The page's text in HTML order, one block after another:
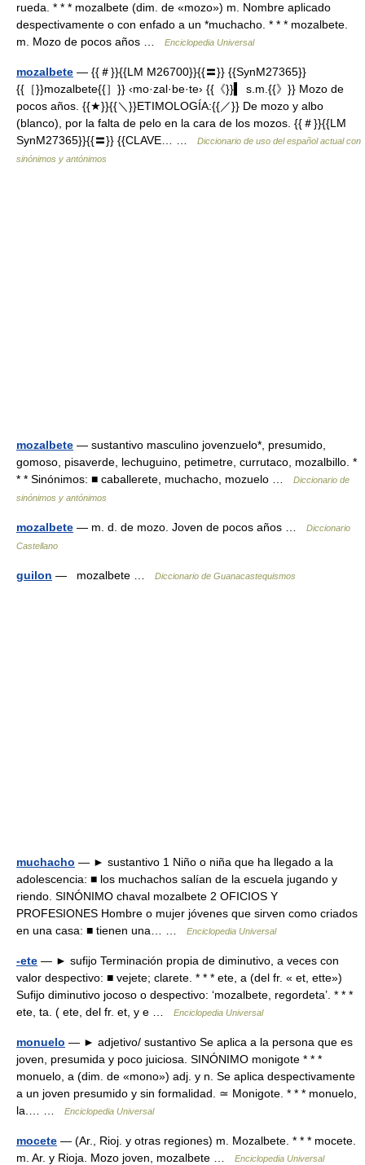
rueda. * * * mozalbete (dim. de «mozo») m. Nombre aplicado
despectivamente o con enfado a un *muchacho. * * * mozalbete.
m. Mozo de pocos años …
Enciclopedia Universal
mozalbete — {{＃}}{{LM M26700}}{{〓}} {{SynM27365}}
{{［}}mozalbete{{］}} ‹mo·zal·be·te› {{《}}▍ s.m.{{》}} Mozo de
pocos años. {{★}}{{＼}}ETIMOLOGÍA:{{／}} De mozo y albo
(blanco), por la falta de pelo en la cara de los mozos. {{＃}}{{LM
SynM27365}}{{〓}} {{CLAVE… …
Diccionario de uso del español actual con
sinónimos y antónimos
mozalbete — sustantivo masculino jovenzuelo*, presumido,
gomoso, pisaverde, lechuguino, petimetre, currutaco, mozalbillo. *
* * Sinónimos: ■ caballerete, muchacho, mozuelo …
Diccionario de
sinónimos y antónimos
mozalbete — m. d. de mozo. Joven de pocos años …
Diccionario
Castellano
guilon — mozalbete … Diccionario de Guanacastequismos
muchacho — ► sustantivo 1 Niño o niña que ha llegado a la
adolescencia: ■ los muchachos salían de la escuela jugando y
riendo. SINÓNIMO chaval mozalbete 2 OFICIOS Y
PROFESIONES Hombre o mujer jóvenes que sirven como criados
en una casa: ■ tienen una… …
Enciclopedia Universal
-ete — ► sufijo Terminación propia de diminutivo, a veces con
valor despectivo: ■ vejete; clarete. * * * ete, a (del fr. « et, ette»)
Sufijo diminutivo jocoso o despectivo: ‘mozalbete, regordeta’. * * *
ete, ta. ( ete, del fr. et, y e …
Enciclopedia Universal
monuelo — ► adjetivo/ sustantivo Se aplica a la persona que es
joven, presumida y poco juiciosa. SINÓNIMO monigote * * *
monuelo, a (dim. de «mono») adj. y n. Se aplica despectivamente
a un joven presumido y sin formalidad. ≃ Monigote. * * * monuelo,
la.… …
Enciclopedia Universal
mocete — (Ar., Rioj. y otras regiones) m. Mozalbete. * * * mocete.
m. Ar. y Rioja. Mozo joven, mozalbete …
Enciclopedia Universal